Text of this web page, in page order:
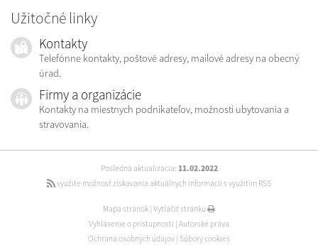
Užitočné linky
Kontakty
Telefónne kontakty, poštové adresy, mailové adresy na obecný
úrad.
Firmy a organizácie
Kontakty na miestnych podnikateľov, možnosti ubytovania a
stravovania.
Posledná aktualizácia: 11.02.2022
využite možnosť získavania aktuálnych informácií s využitím RSS
Mapa stránok Vytlačiť stránku
Vyhlásenie o prístupnosti Autorské práva
Ochrana osobných údajov Súbory cookies